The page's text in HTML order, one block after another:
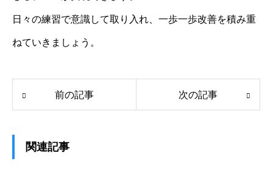
日々の練習で意識して取り入れ、一歩一歩改善を積み重
ねていきましょう。
前の記事 次の記事
関連記事